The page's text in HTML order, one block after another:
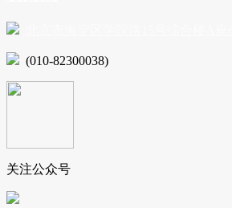
(010-82300038)
关注公众号